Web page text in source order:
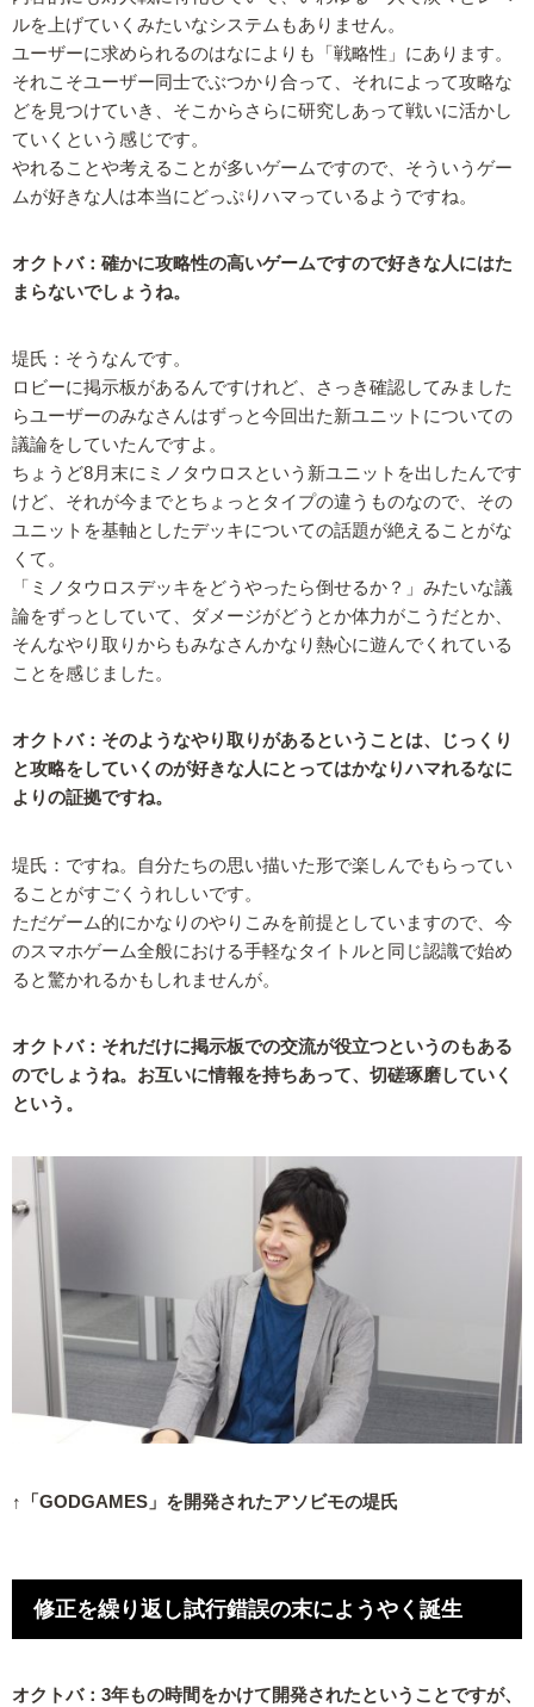
ルを上げていくみたいなシステムもありません。
ユーザーに求められるのはなによりも「戦略性」にあります。
それこそユーザー同士でぶつかり合って、それによって攻略な
どを見つけていき、そこからさらに研究しあって戦いに活かし
ていくという感じです。
やれることや考えることが多いゲームですので、そういうゲー
ムが好きな人は本当にどっぷりハマっているようですね。
オクトバ：確かに攻略性の高いゲームですので好きな人にはた
まらないでしょうね。
堤氏：そうなんです。
ロビーに掲示板があるんですけれど、さっき確認してみました
らユーザーのみなさんはずっと今回出た新ユニットについての
議論をしていたんですよ。
ちょうど8月末にミノタウロスという新ユニットを出したんです
けど、それが今までとちょっとタイプの違うものなので、その
ユニットを基軸としたデッキについての話題が絶えることがな
くて。
「ミノタウロスデッキをどうやったら倒せるか？」みたいな議
論をずっとしていて、ダメージがどうとか体力がこうだとか、
そんなやり取りからもみなさんかなり熱心に遊んでくれている
ことを感じました。
オクトバ：そのようなやり取りがあるということは、じっくり
と攻略をしていくのが好きな人にとってはかなりハマれるなに
よりの証拠ですね。
堤氏：ですね。自分たちの思い描いた形で楽しんでもらってい
ることがすごくうれしいです。
ただゲーム的にかなりのやりこみを前提としていますので、今
のスマホゲーム全般における手軽なタイトルと同じ認識で始め
ると驚かれるかもしれませんが。
オクトバ：それだけに掲示板での交流が役立つというのもある
のでしょうね。お互いに情報を持ちあって、切磋琢磨していく
という。
↑「GODGAMES」を開発されたアソビモの堤氏
修正を繰り返し試行錯誤の末にようやく誕生
オクトバ：3年もの時間をかけて開発されたということですが、